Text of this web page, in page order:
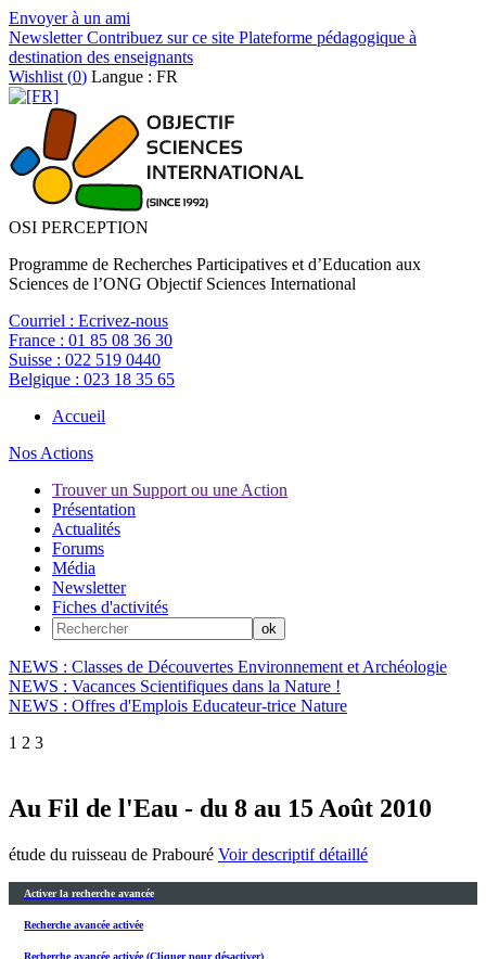
Envoyer à un ami
NewsletterContribuez sur ce site Plateforme pédagogique à
destination des enseignants
Wishlist (0) Langue : FR
OSI PERCEPTION
Programme de Recherches Participatives et d’Education aux
Sciences de l’ONG Objectif Sciences International
Courriel : Ecrivez-nous
France : 01 85 08 36 30
Suisse : 022 519 0440
Belgique : 023 18 35 65
Accueil
Nos Actions
Trouver un Support ou une Action
Présentation
Actualités
Forums
Média
Newsletter
Fiches d'activités
NEWS : Classes de Découvertes Environnement et Archéologie
NEWS : Vacances Scientifiques dans la Nature !
NEWS : Offres d'Emplois Educateur-trice Nature
1 2 3
Au Fil de l'Eau - du 8 au 15 Août 2010
étude du ruisseau de Prabouré Voir descriptif détaillé
Activer la recherche avancée
Recherche avancée activée